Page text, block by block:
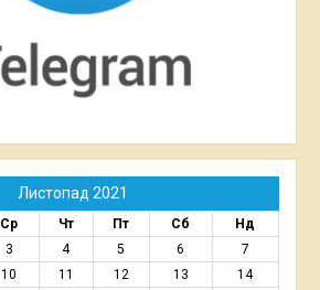
Листопад 2021
Ср Чт Пт Сб
Нд
3 4 5 6
7
10 11 12 13
14